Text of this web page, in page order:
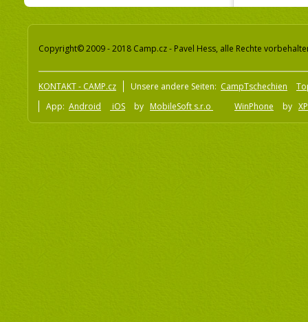
Copyright© 2009 - 2018 Camp.cz - Pavel Hess, alle Rechte
KONTAKT - CAMP.cz Unsere andere Seiten: CampTschechien
App: Android iOS by MobileSoft s.r.o WinPhone by